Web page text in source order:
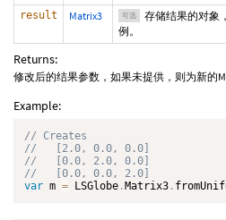
result Matrix3 可选
存储结果的对象
例。
Returns:
修改后的结果参数，如果未提供，则为新的
Example:
var m = LSGlobe . Matrix3 .